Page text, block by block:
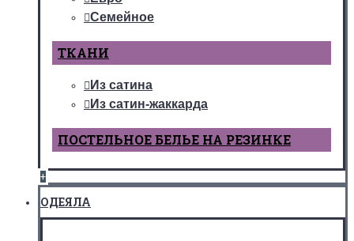
Семейное
ТКАНИ
Из сатина
Из сатин-жаккарда
ПОСТЕЛЬНОЕ БЕЛЬЕ НА РЕЗИНКЕ
+
ОДЕЯЛА